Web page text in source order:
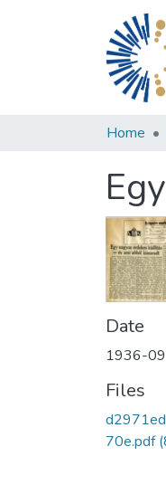
Home
Date
1936-
Files
70e.pdf